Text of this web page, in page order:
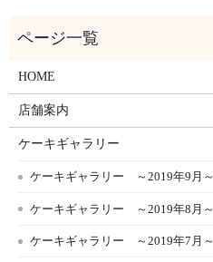
HOME
店舗案内
ケーキギャラリー
ケーキギャラリー ～2019年9月～
ケーキギャラリー ～2019年8月～
ケーキギャラリー ～2019年7月～